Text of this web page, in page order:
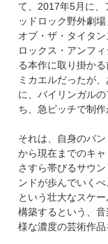
て、2017年5月に、
ッドロック野外劇
オブ・ザ・タイタ
ロックス・アンフ
る本作に取り掛か
ミカエルだったが
に、バイリンガル
ち、急ピッチで制作
それは、自身のバ
から現在までのキ
さすら帯びるサウ
ンドが歩んでいく
という壮大なスケ
構築するという、
様な濃度の芸術作